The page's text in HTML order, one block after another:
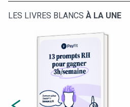
LES LIVRES BLANCS À LA UNE